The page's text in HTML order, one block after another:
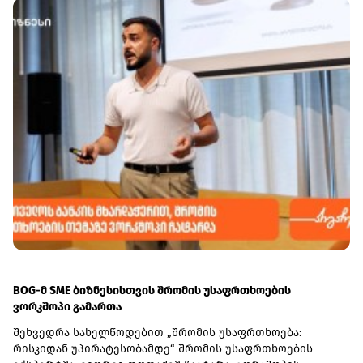
BOG-მ SME ბიზნესისთვის შრომის უსაფრთხოების
ვორკშოპი გამართა
შეხვედრა სახელწოდებით „შრომის უსაფრთხოება:
რისკიდან უპირატესობამდე“ შრომის უსაფრთხოების